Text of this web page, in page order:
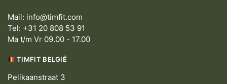
Mail: info@timfit.com
Tel: +31 20 808 53 91
Ma t/m Vr 09.00 - 17.00
TIMFIT BELGIË
Pelikaanstraat 3